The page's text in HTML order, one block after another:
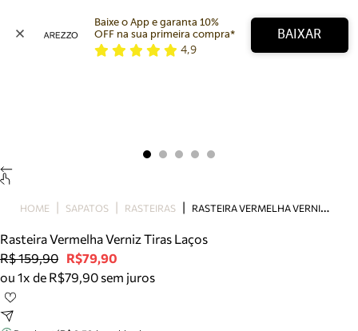
Bolsa
Tamanco
Tênis
Mule
Baixe o App e garanta 10%
OFF na sua primeira compra*
4,9
BAIXAR
HOME SAPATOS RASTEIRAS R
ASTEIRA VERMELHA VERNIZ TIRAS LAÇOS
Rasteira Vermelha Verniz Tiras Laços
R$ 159,90 R$79,90
ou 1x de R$79,90 sem juros